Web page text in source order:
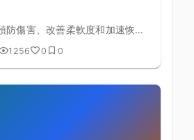
防傷害、改善柔軟度和加速恢
計的完整伸展流程，包含騎前動
伸展。
1256 0 0